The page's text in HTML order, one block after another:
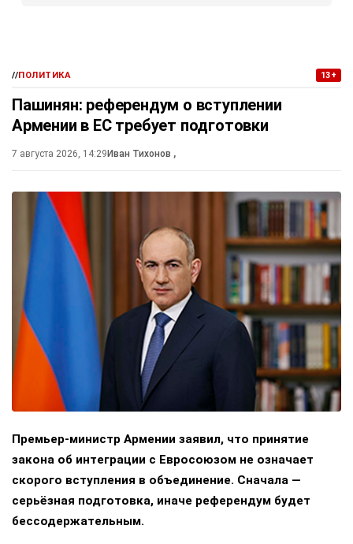
//ПОЛИТИКА 13+
Пашинян: референдум о вступлении
Армении в ЕС требует подготовки
7 августа 2026, 14:29 Иван Тихонов ,
Премьер-министр Армении заявил, что принятие
закона об интеграции с Евросоюзом не означает
скорого вступления в объединение. Сначала —
серьёзная подготовка, иначе референдум будет
бессодержательным.